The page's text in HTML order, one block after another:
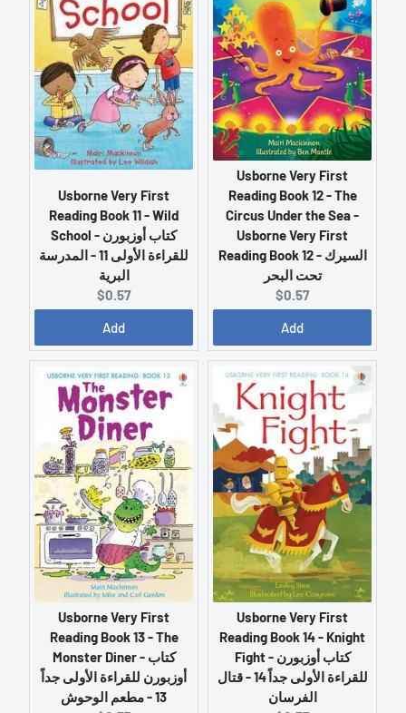
r
i
c
e
:
r
c
e
:
Usborne Very First
Reading Book 11 - Wild
School - كتاب أوزبورن
للقراءة الأولى 11 - المدرسة
البرية
C
u
r
e
n
t
p
r
i
c
e
:
$0.57
Add
Usborne Very First
Reading Book 12 - The
Circus Under the Sea -
Usborne Very First
Reading Book 12 - السيرك
تحت البحر
C
u
r
e
n
t
p
r
i
c
e
:
$0.57
Add
Usborne Very First
Reading Book 13 - The
Monster Diner - كتاب
أوزبورن للقراءة الأولى جداً
13 - مطعم الوحوش
Usborne Very First
Reading Book 14 - Knight
Fight - كتاب أوزبورن
للقراءة الأولى جداً 14 - قتال
الفرسان